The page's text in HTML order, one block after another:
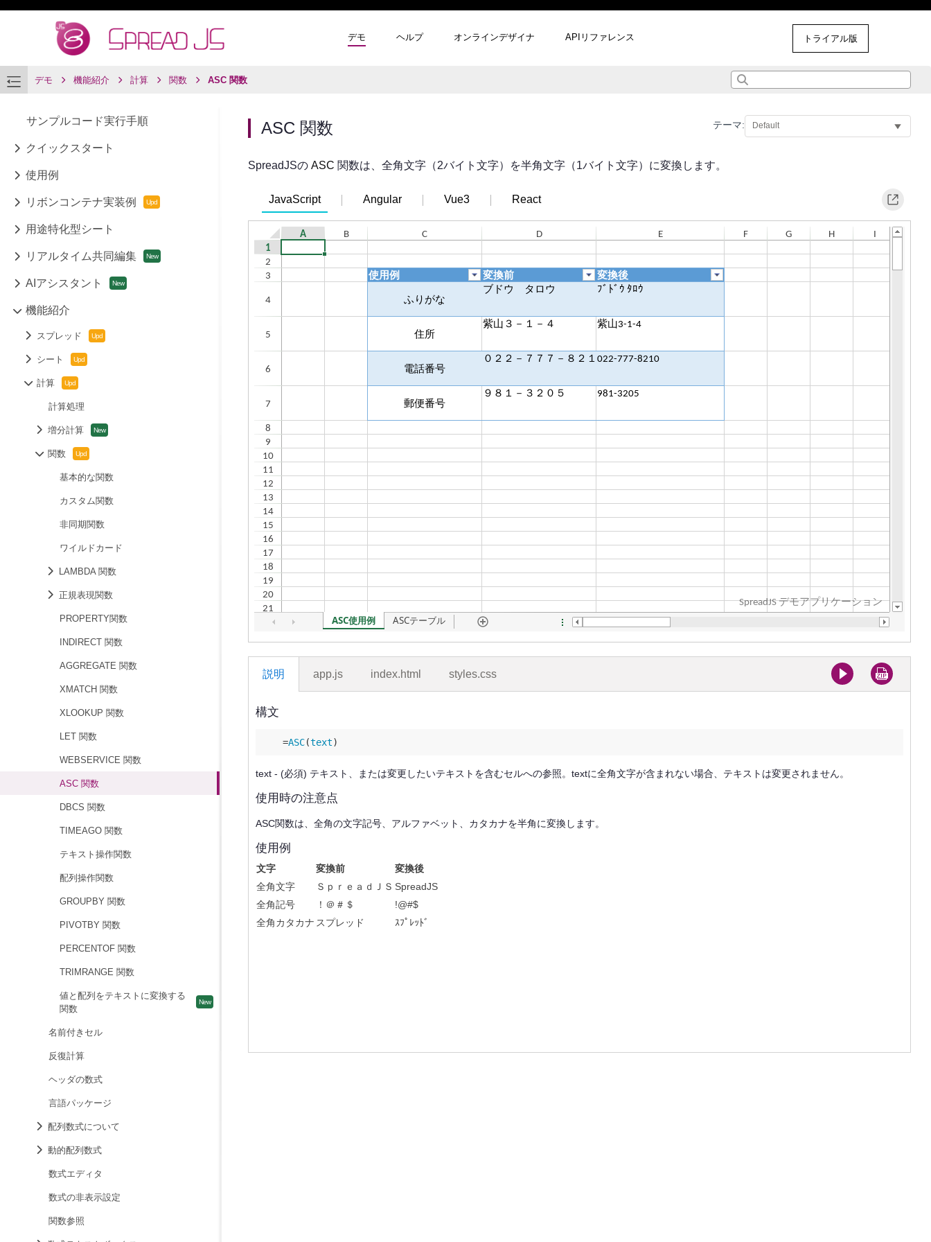
デモ ヘルプ オンラインデザイナ APIリファレンス トライアル版
デモ 機能紹介 計算 関数 ASC 関数
サンプルコード実行手順
クイックスタート
使用例
リボンコンテナ実装例
用途特化型シート
リアルタイム共同編集
AIアシスタント
機能紹介
スプレッド
シート
計算
計算処理
増分計算
関数
基本的な関数
カスタム関数
非同期関数
ワイルドカード
LAMBDA 関数
正規表現関数
PROPERTY関数
INDIRECT 関数
AGGREGATE 関数
XMATCH 関数
XLOOKUP 関数
LET 関数
WEBSERVICE 関数
ASC 関数
DBCS 関数
TIMEAGO 関数
テキスト操作関数
配列操作関数
GROUPBY 関数
PIVOTBY 関数
PERCENTOF 関数
TRIMRANGE 関数
値と配列をテキストに変換する
関数
名前付きセル
反復計算
ヘッダの数式
言語パッケージ
配列数式について
動的配列数式
数式エディタ
数式の非表示設定
関数参照
ASC 関数 テーマ:
SpreadJSの ASC 関数は、全角文字（2バイト文字）を半角文字（1バイト文字）に変換します。
JavaScript Angular Vue3 React
説明 app.js index.html styles.css
構文
    =
ASC(text
text - (必須) テキスト、または変更したいテキストを含むセルへの参照。textに全角文字が含まれない場合、テキストは変更されません。
使用時の注意点
ASC関数は、全角の文字記号、アルファベット、カタカナを半角に変換します。
使用例
文字 変換前
変換後
全角文字
ＳｐｒｅａｄＪＳ SpreadJS
全角記号
！＠＃＄
!@#$
全角カタカナ スプレッド ｽﾌﾟﾚｯﾄﾞ